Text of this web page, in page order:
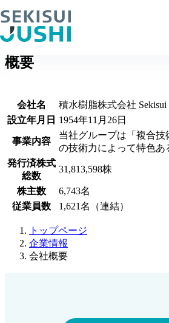
会社概要
概要
会社名
積水樹脂株式会社 Sekisui
設立年月日 1954年11月26日
事業内容
当社グループは「複合
の技術力によって特色あ
発行済株式
総数
31,813,598株
株主数
6,743名
従業員数
1,621名（連結）
トップページ
企業情報
会社概要